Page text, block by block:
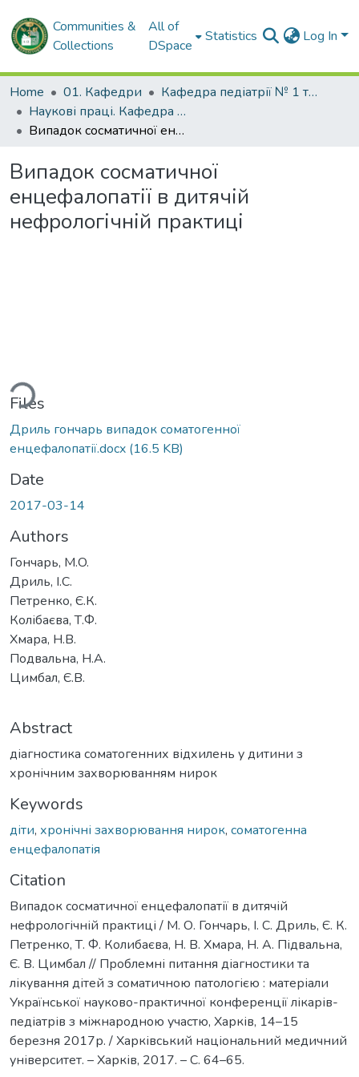
Communities &
Collections
All of
DSpace
Statistics Log In
Home 01. Кафедри
Кафедра педіатрії № 1 та неонатології
Наукові праці. Кафедра педіатрії № 1 та неонатології
Випадок сосматичної енцефалопатії в дитячій нефрологічній практиці
Випадок сосматичної
енцефалопатії в дитячій
нефрологічній практиці
Files
Дриль гончарь випадок соматогенної
енцефалопатії.docx (16.5 KB)
Date
2017-03-14
Authors
Гончарь, М.O.
Дриль, І.С.
Петренко, Є.К.
Колібаєва, Т.Ф.
Хмара, Н.В.
Подвальна, Н.А.
Цимбал, Є.В.
Abstract
діагностика соматогенних відхилень у дитини з
хронічним захворюванням нирок
Keywords
діти, хронічні захворювання нирок, соматогенна
енцефалопатія
Citation
Випадок сосматичної енцефалопатії в дитячій
нефрологічній практиці / М. О. Гончарь, І. С. Дриль, Є. К.
Петренко, Т. Ф. Колибаєва, Н. В. Хмара, Н. А. Підвальна,
Є. В. Цимбал // Проблемні питання діагностики та
лікування дітей з соматичною патологією : матеріали
Української науково-практичної конференції лікарів-
педіатрів з міжнародною участю, Харків, 14–15
березня 2017р. / Харківський національний медичний
університет. – Харків, 2017. – С. 64–65.